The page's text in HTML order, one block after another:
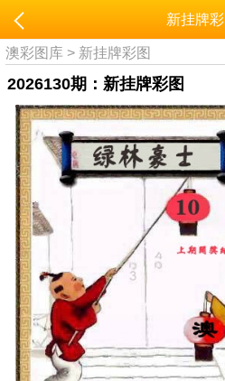
新挂牌
澳彩图库 > 新挂牌彩图
2026130期：新挂牌彩图